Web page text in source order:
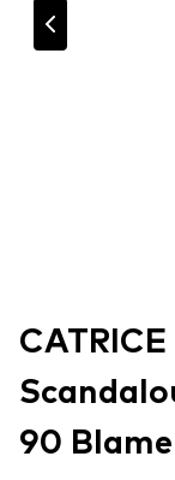
90